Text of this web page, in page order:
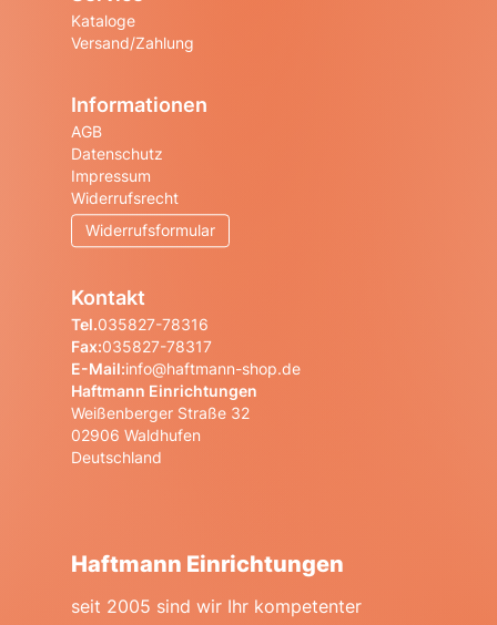
Kataloge
Versand/Zahlung
Informationen
AGB
Datenschutz
Impressum
Widerrufsrecht
Widerrufsformular
Kontakt
Tel.035827-78316
Fax:035827-78317
E-Mail:info@haftmann-shop.de
Haftmann Einrichtungen
Weißenberger Straße 32
02906 Waldhufen
Deutschland
Haftmann Einrichtungen
seit 2005 sind wir Ihr kompetenter